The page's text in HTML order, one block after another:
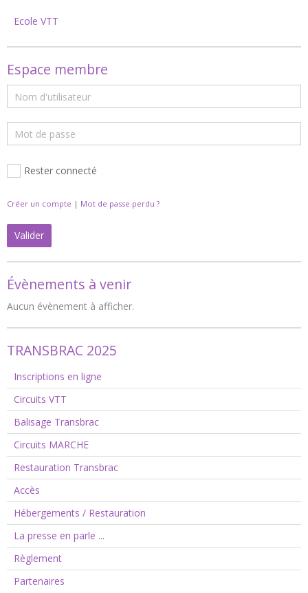
Ecole VTT
Espace membre
Rester connecté
Créer un compte | Mot de passe perdu ?
Valider
Évènements à venir
Aucun évènement à afficher.
TRANSBRAC 2025
Inscriptions en ligne
Circuits VTT
Balisage Transbrac
Circuits MARCHE
Restauration Transbrac
Accès
Hébergements / Restauration
La presse en parle ...
Règlement
Partenaires